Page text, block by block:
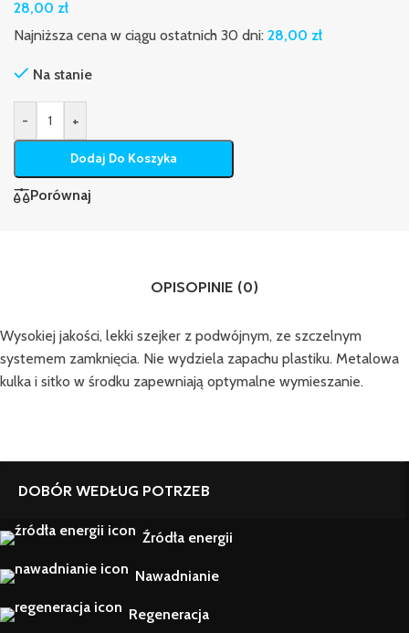
28,00 zł
Najniższa cena w ciągu ostatnich 30 dni: 28,00 zł
Na stanie
- +
Dodaj Do Koszyka
Porównaj
OPISOPINIE (0)
Wysokiej jakości, lekki szejker z podwójnym, ze szczelnym
systemem zamknięcia. Nie wydziela zapachu plastiku. Metalowa
kulka i sitko w środku zapewniają optymalne wymieszanie.
DOBÓR WEDŁUG POTRZEB
Źródła energii
Nawadnianie
Regeneracja